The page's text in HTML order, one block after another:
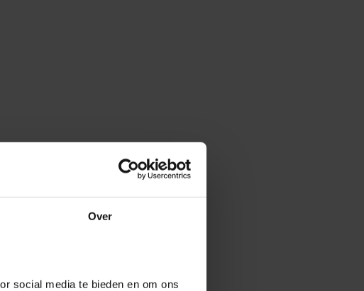
Over
social media te bieden en om ons